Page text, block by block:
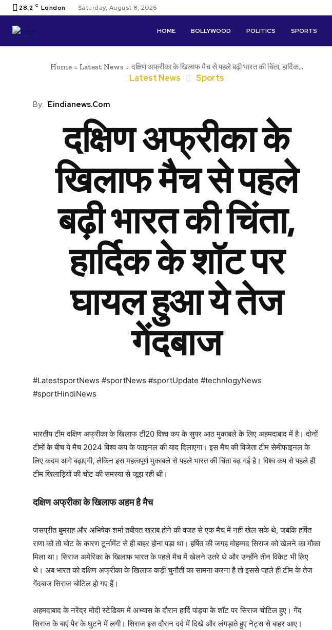
28.2 C London Saturday, August 8, 2026
HOME BOLLYWOOD POLITICS SPORTS
Home Latest News दक्षिण अफ्रीका के खिलाफ मैच से पहले बढ़ी भारत की चिंता, हार्दिक...
Latest News Sports
By: Eindianews.com
दक्षिण अफ्रीका के
खिलाफ मैच से पहले
बढ़ी भारत की चिंता,
हार्दिक के शॉट पर
घायल हुआ ये तेज
गेंदबाज
#LatestsportNews #sportNews #sportUpdate #technlogyNews
#sportHindiNews
भारतीय टीम दक्षिण अफ्रीका के खिलाफ टी20 विश्व कप के सुपर आठ मुकाबले के लिए अहमदाबाद में है। दोनों
टीमों के बीच ये मैच 2024 विश्व कप के फाइनल की याद दिलाएगा। इस मैच की विजेता टीम सेमीफाइनल के
लिए कदम आगे बढ़ाएगी, लेकिन इस महत्वपूर्ण मुकाबले से पहले भारत की चिंता बढ़ गई है। विश्व कप से पहले ही
टीम खिलाड़ियों की चोट की समस्या से जूझ रही थी।
दक्षिण अफ्रीका के खिलाफ अहम है मैच
जसप्रीत बुमराह और अभिषेक शर्मा तबीयत खराब होने की वजह से एक मैच में नहीं खेल सके थे, जबकि हर्षित
राणा को तो चोट के कारण टूर्नामेंट से ही बाहर होना पड़ा था। हर्षित की जगह मोहम्मद सिराज को खेलने का मौका
मिला था। सिराज अमेरिका के खिलाफ भारत के पहले मैच में खेलने उतरे थे और उन्होंने तीन विकेट भी लिए
थे। अब भारत को दक्षिण अफ्रीका के खिलाफ कड़ी चुनौती का सामना करना है तो इससे पहले ही टीम के तेज
गेंदबाज सिराज चोटिल हो गए हैं।
अहमदाबाद के नरेंद्र मोदी स्टेडियम में अभ्यास के दौरान हार्दि पांड्या के शॉट पर सिराज चोटिल हुए। गेंद
सिराज के बाएं पैर के घुटने में लगी। सिराज इस दौरान दर्द में दिखे और लंगड़ाते हुए नेट्स से बाहर आए।